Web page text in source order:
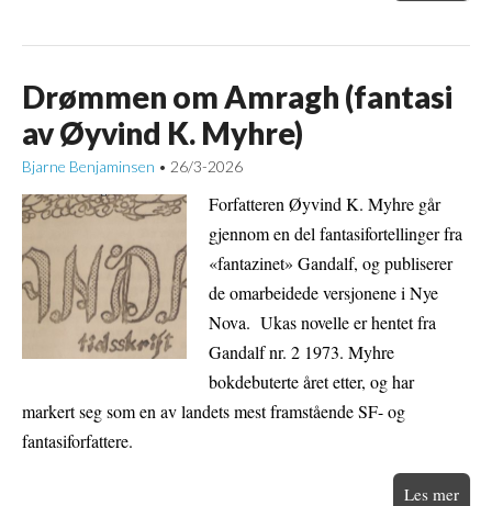
Drømmen om Amragh (fantasi
av Øyvind K. Myhre)
Bjarne Benjaminsen • 26/3-2026
Forfatteren Øyvind K. Myhre går
gjennom en del fantasifortellinger fra
«fantazinet» Gandalf, og publiserer
de omarbeidede versjonene i Nye
Nova. Ukas novelle er hentet fra
Gandalf nr. 2 1973. Myhre
bokdebuterte året etter, og har
markert seg som en av landets mest framstående SF- og
fantasiforfattere.
Les mer